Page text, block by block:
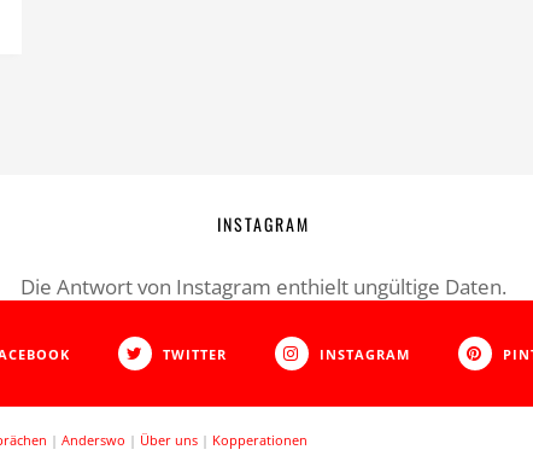
INSTAGRAM
Die Antwort von Instagram enthielt ungültige Daten.
TWITTER INSTAGRAM
| Anderswo | Über uns | Kopperationen